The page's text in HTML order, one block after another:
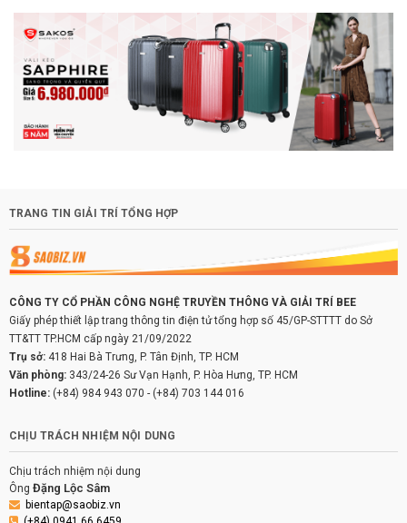
TRANG TIN GIẢI TRÍ TỔNG HỢP
CÔNG TY CỔ PHẦN CÔNG NGHỆ TRUYỀN THÔNG VÀ GIẢI TRÍ BEE
Giấy phép thiết lập trang thông tin điện tử tổng hợp số 45/GP-STTTT do Sở
TT&TT TP.HCM cấp ngày 21/09/2022
Trụ sở: 418 Hai Bà Trưng, P. Tân Định, TP. HCM
Văn phòng: 343/24-26 Sư Vạn Hạnh, P. Hòa Hưng, TP. HCM
Hotline: (+84) 984 943 070 - (+84) 703 144 016
CHỊU TRÁCH NHIỆM NỘI DUNG
Chịu trách nhiệm nội dung
Ông Đặng Lộc Sâm
bientap@saobiz.vn